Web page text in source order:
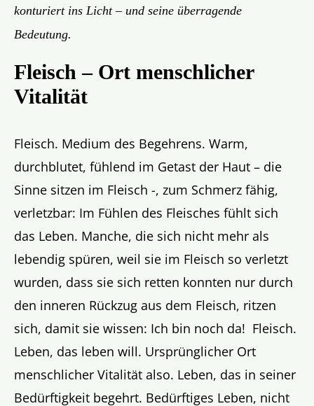
konturiert ins Licht – und seine überragende
Bedeutung.
Fleisch – Ort menschlicher
Vitalität
Fleisch. Medium des Begehrens. Warm,
durchblutet, fühlend im Getast der Haut – die
Sinne sitzen im Fleisch -, zum Schmerz fähig,
verletzbar: Im Fühlen des Fleisches fühlt sich
das Leben. Manche, die sich nicht mehr als
lebendig spüren, weil sie im Fleisch so verletzt
wurden, dass sie sich retten konnten nur durch
den inneren Rückzug aus dem Fleisch, ritzen
sich, damit sie wissen: Ich bin noch da! Fleisch.
Leben, das leben will. Ursprünglicher Ort
menschlicher Vitalität also. Leben, das in seiner
Bedürftigkeit begehrt. Bedürftiges Leben, nicht